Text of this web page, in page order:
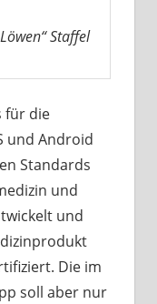
Staffel
für die
und Android
Standards
und
und
Die im
soll aber nur